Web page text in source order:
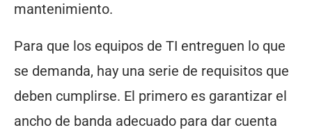
mantenimiento.
Para que los equipos de TI entreguen lo que
se demanda, hay una serie de requisitos que
deben cumplirse. El primero es garantizar el
ancho de banda adecuado para dar cuenta